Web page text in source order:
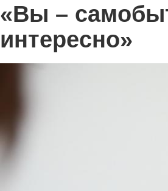
«Вы –
интересно»